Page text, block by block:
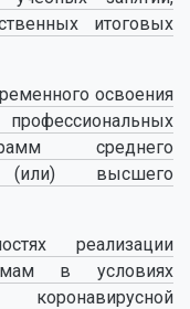
итоговых
освоения
среднего
(или) высшего
реализации
в условиях